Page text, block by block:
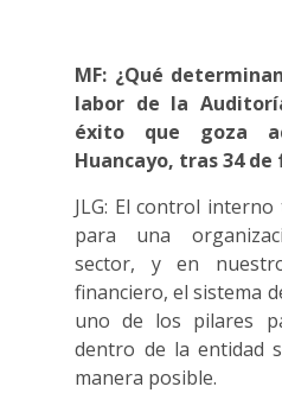
MF: ¿Qué
labor de la
éxito que goza
Huancayo, tras 34 de
JLG: El control
para una
sector, y en
financiero, el sistema
uno de los pilares
dentro de la entidad
manera posible.